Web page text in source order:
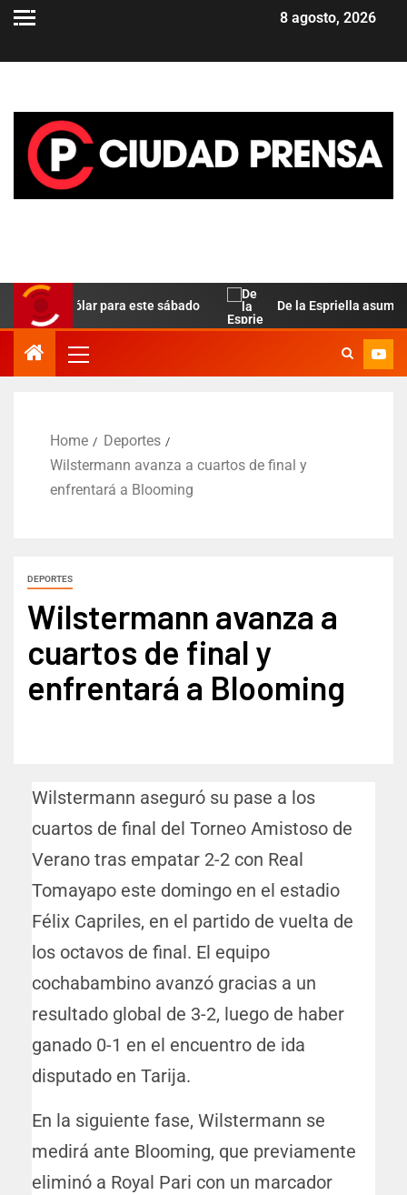
8 agosto, 2026
del dólar para este sábado De la Espriella asume en
Home
Deportes
Wilstermann avanza a cuartos de final y
enfrentará a Blooming
DEPORTES
Wilstermann avanza a
cuartos de final y
enfrentará a Blooming
Wilstermann aseguró su pase a los
cuartos de final del Torneo Amistoso de
Verano tras empatar 2-2 con Real
Tomayapo este domingo en el estadio
Félix Capriles, en el partido de vuelta de
los octavos de final. El equipo
cochabambino avanzó gracias a un
resultado global de 3-2, luego de haber
ganado 0-1 en el encuentro de ida
disputado en Tarija.
En la siguiente fase, Wilstermann se
medirá ante Blooming, que previamente
eliminó a Royal Pari con un marcador